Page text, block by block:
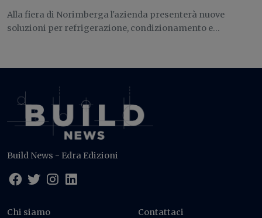
Alla fiera di Norimberga l'azienda presenterà nuove
soluzioni per refrigerazione, condizionamento e...
Build News - Edra Edizioni
Chi siamo Contattaci